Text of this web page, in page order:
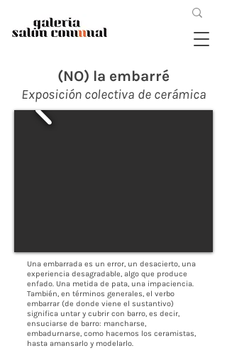
(NO) la embarré
Exposición colectiva de cerámica
Una embarrada es un error, un desacierto, una
experiencia desagradable, algo que produce
enfado. Una metida de pata, una impaciencia.
También, en términos generales, el verbo
embarrar (de donde viene el sustantivo)
significa untar y cubrir con barro, es decir,
ensuciarse de barro: mancharse,
embadurnarse, como hacemos los ceramistas,
hasta amansarlo y modelarlo.